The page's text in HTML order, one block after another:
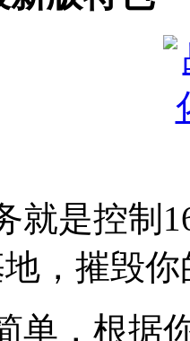
就是控制
，摧毁
单，根据